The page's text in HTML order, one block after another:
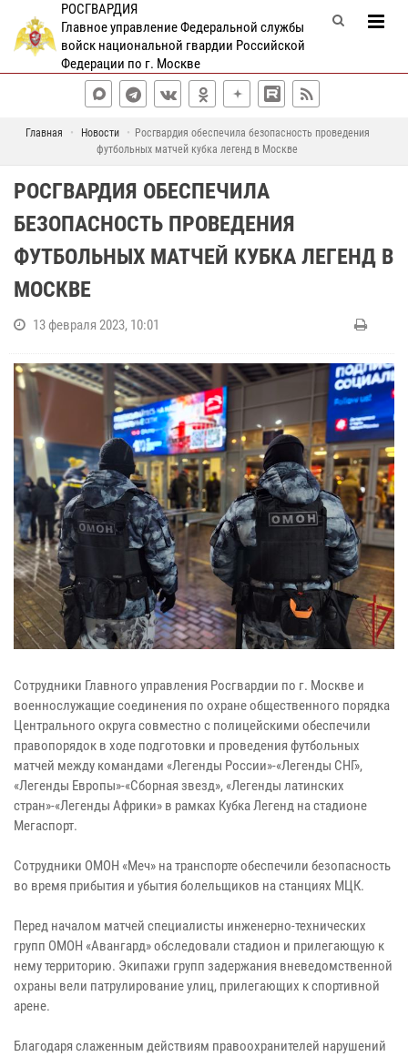
РОСГВАРДИЯ
Главное управление Федеральной службы
войск национальной гвардии Российской
Федерации по г. Москве
Главная Новости
Росгвардия обеспечила безопасность проведения
футбольных матчей кубка легенд в Москве
РОСГВАРДИЯ ОБЕСПЕЧИЛА
БЕЗОПАСНОСТЬ ПРОВЕДЕНИЯ
ФУТБОЛЬНЫХ МАТЧЕЙ КУБКА ЛЕГЕНД В
МОСКВЕ
13 февраля 2023, 10:01
Сотрудники Главного управления Росгвардии по г. Москве и
военнослужащие соединения по охране общественного порядка
Центрального округа совместно с полицейскими обеспечили
правопорядок в ходе подготовки и проведения футбольных
матчей между командами «Легенды России»-«Легенды СНГ»,
«Легенды Европы»-«Сборная звезд», «Легенды латинских
стран»-«Легенды Африки» в рамках Кубка Легенд на стадионе
Мегаспорт.
Сотрудники ОМОН «Меч» на транспорте обеспечили безопасность
во время прибытия и убытия болельщиков на станциях МЦК.
Перед началом матчей специалисты инженерно-технических
групп ОМОН «Авангард» обследовали стадион и прилегающую к
нему территорию. Экипажи групп задержания вневедомственной
охраны вели патрулирование улиц, прилегающих к спортивной
арене.
Благодаря слаженным действиям правоохранителей нарушений